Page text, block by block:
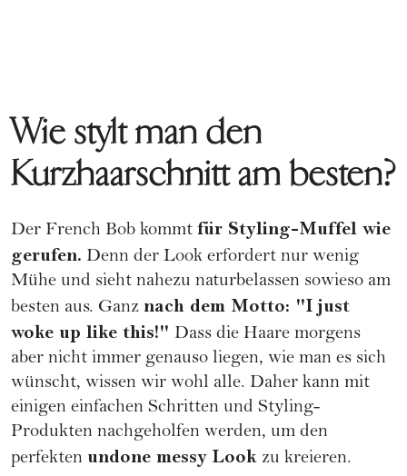
Wie stylt man den
Kurzhaarschnitt am besten?
Der French Bob kommt für Styling-Muffel wie
gerufen. Denn der Look erfordert nur wenig
Mühe und sieht nahezu naturbelassen sowieso am
besten aus. Ganz nach dem Motto: "I just
woke up like this!" Dass die Haare morgens
aber nicht immer genauso liegen, wie man es sich
wünscht, wissen wir wohl alle. Daher kann mit
einigen einfachen Schritten und Styling-
Produkten nachgeholfen werden, um den
perfekten undone messy Look zu kreieren.